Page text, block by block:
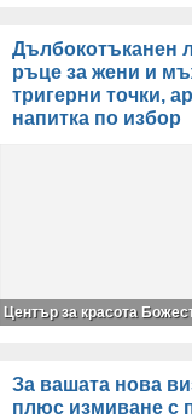
Дълбокотъканен
ръце за жени и
тригерни точки,
напитка по избор
Център за красота
За вашата нова
плюс измиване с